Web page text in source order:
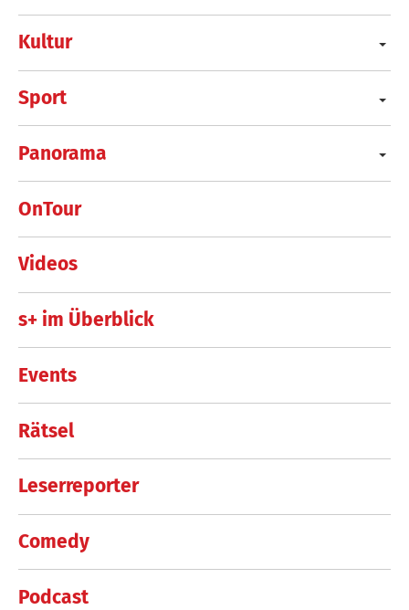
Kultur
Sport
Panorama
OnTour
Videos
s+ im Überblick
Events
Rätsel
Leserreporter
Comedy
Podcast